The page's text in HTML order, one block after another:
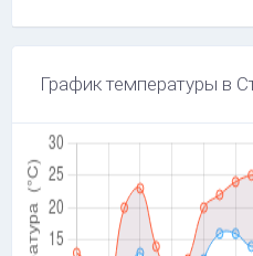
График температуры в